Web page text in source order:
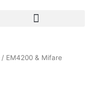
/ EM4200 & Mifare